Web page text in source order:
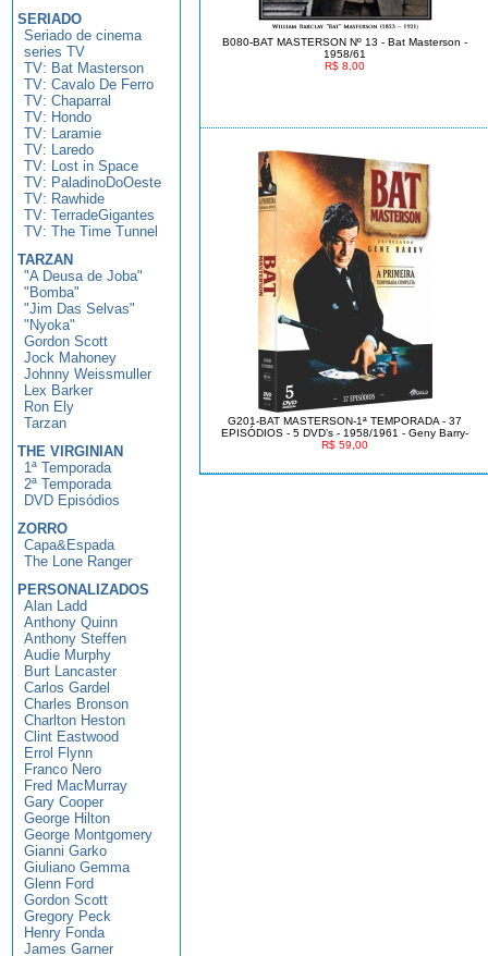
SERIADO
Seriado de cinema
series TV
TV: Bat Masterson
TV: Cavalo De Ferro
TV: Chaparral
TV: Hondo
TV: Laramie
TV: Laredo
TV: Lost in Space
TV: PaladinoDoOeste
TV: Rawhide
TV: TerradeGigantes
TV: The Time Tunnel
TARZAN
"A Deusa de Joba"
"Bomba"
"Jim Das Selvas"
"Nyoka"
Gordon Scott
Jock Mahoney
Johnny Weissmuller
Lex Barker
Ron Ely
Tarzan
THE VIRGINIAN
1ª Temporada
2ª Temporada
DVD Episódios
ZORRO
Capa&Espada
The Lone Ranger
PERSONALIZADOS
Alan Ladd
Anthony Quinn
Anthony Steffen
Audie Murphy
Burt Lancaster
Carlos Gardel
Charles Bronson
Charlton Heston
Clint Eastwood
Errol Flynn
Franco Nero
Fred MacMurray
Gary Cooper
George Hilton
George Montgomery
Gianni Garko
Giuliano Gemma
Glenn Ford
Gordon Scott
Gregory Peck
Henry Fonda
James Garner
B080-BAT MASTERSON Nº 13 - Bat Masterson -
1958/61
R$ 8,00
G201-BAT MASTERSON-1ª TEMPORADA - 37
EPISÓDIOS - 5 DVD’s - 1958/1961 - Geny Barry-
R$ 59,00